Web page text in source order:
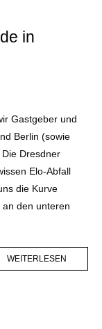
in
Gastgeber und
Berlin (sowie
Dresdner
Elo-Abfall
die Kurve
den unteren
WEITERLESEN